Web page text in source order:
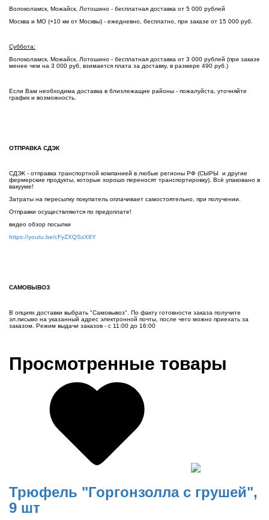
Волоколамск, Можайск, Лотошино - бесплатная доставка от 5 000 рублей
Москва и МО (+10 км от Москвы) - ежедневно, бесплатно, при заказе от 15 000 руб.
Суббота:
Волоколамск, Можайск, Лотошино - бесплатная доставка от 3 000 рублей (при заказе
менее чем на 3 000 руб, взимается плата за доставку, в размере 490 руб.)
Если Вам необходима доставка в близлежащие районы - пожалуйста, уточняйте
график и возможность.
ОТПРАВКА СДЭК
СДЭК - отправка транспортной компанией в любые регионы РФ (СЫРЫ и другие
фермерские продукты, которые хорошо переносят транспортировку). Всё упаковано в
вакууме!
Затраты на пересылку покупатель оплачивает самостоятельно, при получении.
Отправки осуществляются по предоплате!
видео обзор посылки
https://youtu.be/cFyZXQSxX8Y
САМОВЫВОЗ
В опциях доставки выбрать "Самовывоз". По факту готовности заказа получите
эл.письмо на указанный адрес электронной почты, после чего можно приехать за
заказом. Режим выдачи заказов - с 11:00 до 16:00
Просмотренные товары
Трюфель "Горгонзолла с грушей",
9 шт